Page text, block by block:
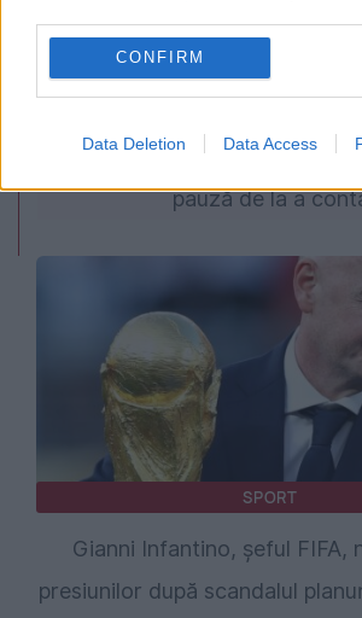
CONFIRM
Data Deletion Data Access
realitate geopolitică:
pauză de la a
SPORT
Gianni Infantino, șeful FIFA,
presiunilor după scandalul